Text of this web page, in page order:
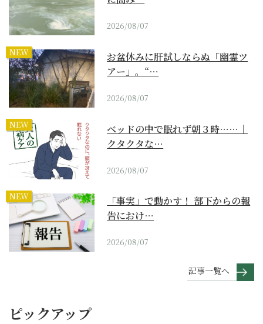
2026/08/07
NEW
お盆休みに肝試しならぬ「幽霊ツ
アー」。“…
2026/08/07
NEW
ベッドの中で眠れず朝３時……｜
クタクタな…
2026/08/07
NEW
「事実」で動かす！ 部下からの報
告におけ…
2026/08/07
記事一覧へ
ピックアップ